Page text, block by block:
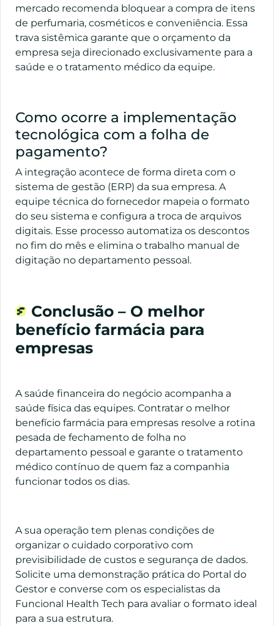
mercado recomenda bloquear a compra de itens
de perfumaria, cosméticos e conveniência. Essa
trava sistêmica garante que o orçamento da
empresa seja direcionado exclusivamente para a
saúde e o tratamento médico da equipe.
Como ocorre a implementação
tecnológica com a folha de
pagamento?
A integração acontece de forma direta com o
sistema de gestão (ERP) da sua empresa. A
equipe técnica do fornecedor mapeia o formato
do seu sistema e configura a troca de arquivos
digitais. Esse processo automatiza os descontos
no fim do mês e elimina o trabalho manual de
digitação no departamento pessoal.
Conclusão – O melhor
benefício farmácia para
empresas
A saúde financeira do negócio acompanha a
saúde física das equipes. Contratar o melhor
benefício farmácia para empresas resolve a rotina
pesada de fechamento de folha no
departamento pessoal e garante o tratamento
médico contínuo de quem faz a companhia
funcionar todos os dias.
A sua operação tem plenas condições de
organizar o cuidado corporativo com
previsibilidade de custos e segurança de dados.
Solicite uma demonstração prática do Portal do
Gestor e converse com os especialistas da
Funcional Health Tech para avaliar o formato ideal
para a sua estrutura.